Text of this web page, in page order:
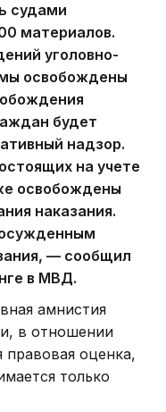
судами
материалов.
уголовно-
освобождены
будет
надзор.
на учете
освобождены
наказания.
— сообщил
в МВД.
амнистия
в отношении
правовая оценка,
только